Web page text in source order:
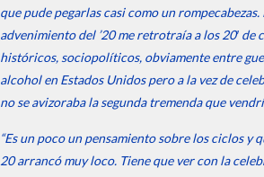
que pude pegarlas casi como un
advenimiento del ’20 me retrotraía a los 20′
históricos, sociopolíticos, obviamente entre
alcohol en Estados Unidos pero a la vez de
no se avizoraba la segunda tremenda que
“Es un poco un pensamiento sobre los ciclos y
20 arrancó muy loco. Tiene que ver con la